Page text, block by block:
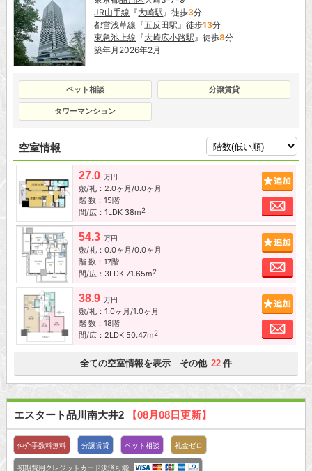
JR山手線 『大崎駅 』徒歩3分
都営浅草線 『五反田駅 』徒歩13分
東急池上線 『大崎広小路駅 』徒歩8分
築年月2026年2月
ペット相談 分譲賃貸
タワーマンション
空室情報
27.0 万円
敷/礼：2.0ヶ月/0.0ヶ月
階 数：15階
間/広：1LDK 38m2
お
54.3 万円
敷/礼：0.0ヶ月/0.0ヶ月
階 数：17階
間/広：3LDK 71.65m2
お
38.9 万円
敷/礼：1.0ヶ月/1.0ヶ月
階 数：18階
間/広：2LDK 50.47m2
お
全ての空室情報を表示 その他 22 件
エスタート品川南大井2 【08月08日更新】
仲介手数料無料 分譲賃貸 ペット相談 礼金ゼロ
初期費用クレジットカード決済可能